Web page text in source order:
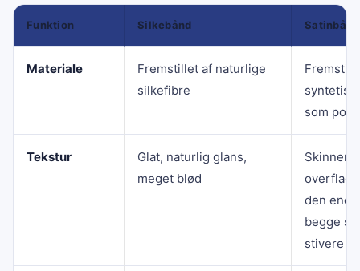
Funktion Silkebånd Satinbånd
Materiale
Fremstillet af naturlige
silkefibre
som
Tekstur
Glat, naturlig glans,
meget blød
den ene
begge
stivere